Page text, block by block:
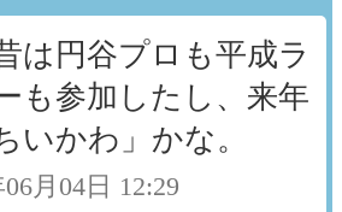
は円谷プロも平成ラ
も参加したし、来年
いかわ」かな。
月04日 12:29